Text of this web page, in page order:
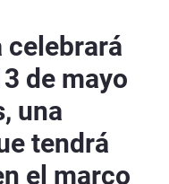
celebrará
de mayo
una
tendrá
el marco